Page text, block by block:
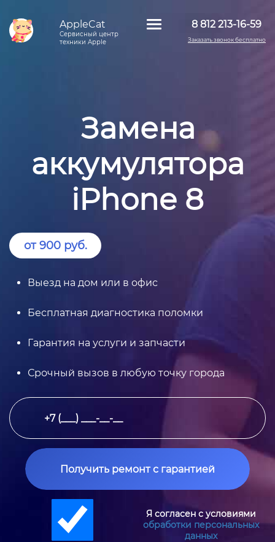
AppleCat
Сервисный центр
техники Apple
8 812 213-16-59
Заказать звонок бесплатно
Замена
аккумулятора
iPhone 8
от 900 руб.
Выезд на дом или в офис
Бесплатная диагностика поломки
Гарантия на услуги и запчасти
Срочный вызов в любую точку города
Получить ремонт с гарантией
Я согласен с условиями
обработки персональных
данных